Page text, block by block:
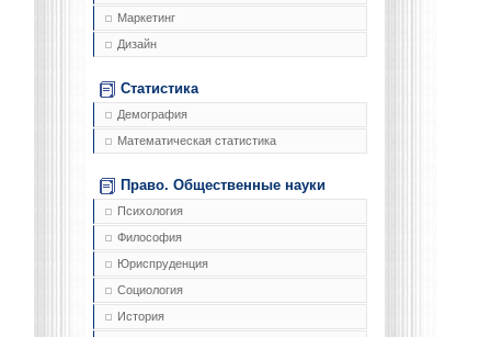
Маркетинг
Дизайн
Статистика
Демография
Математическая статистика
Право. Общественные науки
Психология
Философия
Юриспруденция
Социология
История